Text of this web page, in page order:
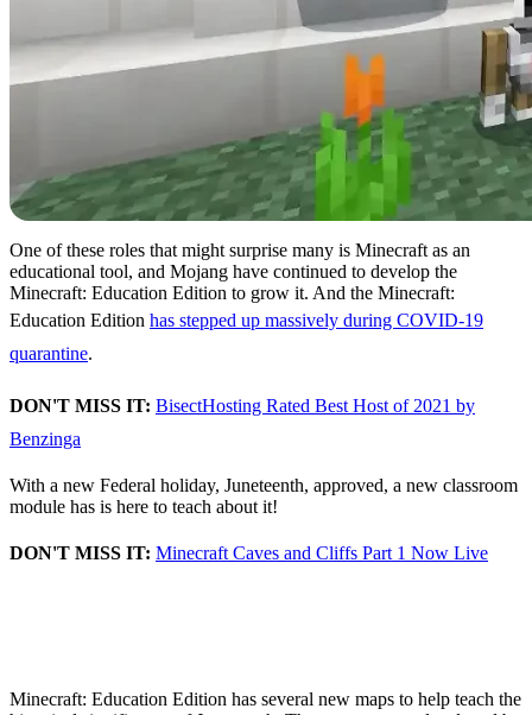
One of these roles that might surprise many is Minecraft as an
educational tool, and Mojang have continued to develop the
Minecraft: Education Edition to grow it. And the Minecraft:
Education Edition has stepped up massively during COVID-19
quarantine.
DON'T MISS IT: BisectHosting Rated Best Host of 2021 by
Benzinga
With a new Federal holiday, Juneteenth, approved, a new classroom
module has is here to teach about it!
DON'T MISS IT: Minecraft Caves and Cliffs Part 1 Now Live
Minecraft: Education Edition has several new maps to help teach the